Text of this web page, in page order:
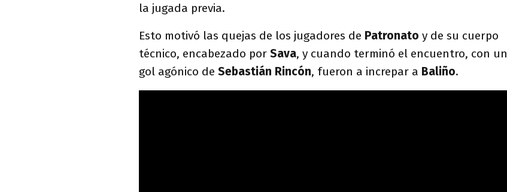
la jugada previa.
Esto motivó las quejas de los jugadores de Patronato y de su cuerpo
técnico, encabezado por Sava, y cuando terminó el encuentro, con un
gol agónico de Sebastián Rincón, fueron a increpar a Baliño.